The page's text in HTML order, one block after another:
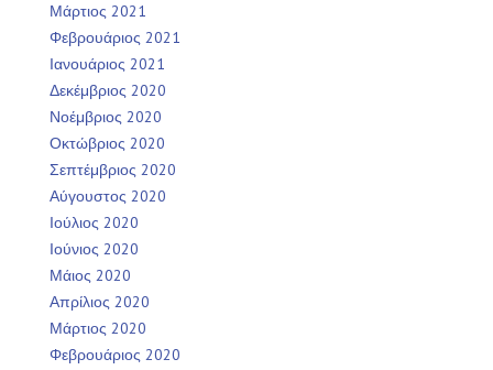
Μάρτιος 2021
Φεβρουάριος 2021
Ιανουάριος 2021
Δεκέμβριος 2020
Νοέμβριος 2020
Οκτώβριος 2020
Σεπτέμβριος 2020
Αύγουστος 2020
Ιούλιος 2020
Ιούνιος 2020
Μάιος 2020
Απρίλιος 2020
Μάρτιος 2020
Φεβρουάριος 2020